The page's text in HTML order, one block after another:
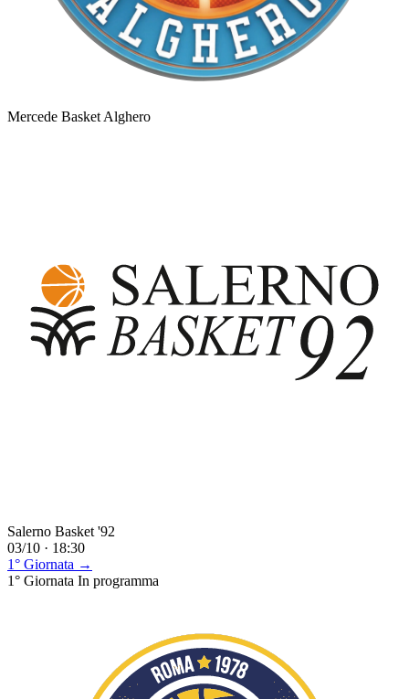
Mercede Basket Alghero
Salerno Basket '92
03/10 · 18:30
1° Giornata →
1° Giornata In programma